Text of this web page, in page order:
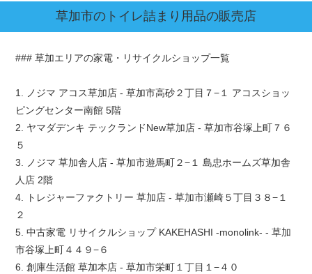
草加市のトイレ詰まり用品の販売店
### 草加エリアの家電・リサイクルショップ一覧
1. ノジマ アコス草加店 - 草加市高砂２丁目７−１ アコスショッ
ピングセンター南館 5階
2. ヤマダデンキ テックランドNew草加店 - 草加市谷塚上町７６
５
3. ノジマ 草加舎人店 - 草加市遊馬町２−１ 島忠ホームズ草加舎
人店 2階
4. トレジャーファクトリー 草加店 - 草加市瀬崎５丁目３８−１
２
5. 中古家電 リサイクルショップ KAKEHASHI -monolink- - 草加
市谷塚上町４４９−６
6. 創庫生活館 草加本店 - 草加市栄町１丁目１−４０